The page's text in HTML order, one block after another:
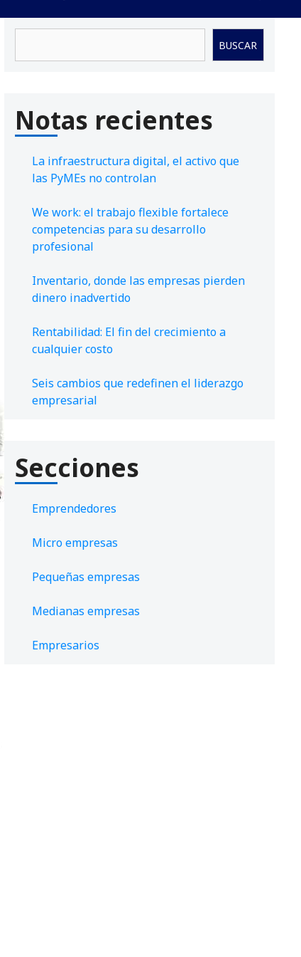
BUSCAR
Notas recientes
La infraestructura digital, el activo que
las PyMEs no controlan
We work: el trabajo flexible fortalece
competencias para su desarrollo
profesional
Inventario, donde las empresas pierden
dinero inadvertido
Rentabilidad: El fin del crecimiento a
cualquier costo
Seis cambios que redefinen el liderazgo
empresarial
Secciones
Emprendedores
Micro empresas
Pequeñas empresas
Medianas empresas
Empresarios